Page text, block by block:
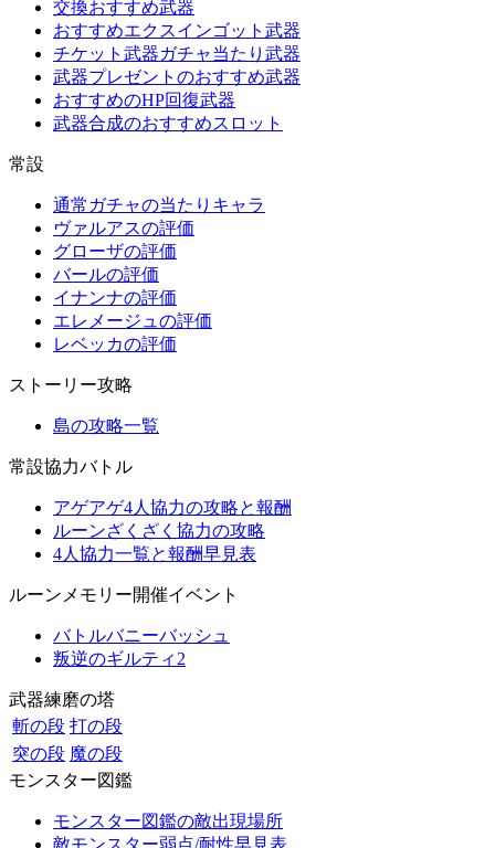
交換おすすめ武器
おすすめエクスインゴット武器
チケット武器ガチャ当たり武器
武器プレゼントのおすすめ武器
おすすめのHP回復武器
武器合成のおすすめスロット
常設
通常ガチャの当たりキャラ
ヴァルアスの評価
グローザの評価
バールの評価
イナンナの評価
エレメージュの評価
レベッカの評価
ストーリー攻略
島の攻略一覧
常設協力バトル
アゲアゲ4人協力の攻略と報酬
ルーンざくざく協力の攻略
4人協力一覧と報酬早見表
ルーンメモリー開催イベント
バトルバニーバッシュ
叛逆のギルティ2
武器練磨の塔
斬の段 打の段
突の段 魔の段
モンスター図鑑
モンスター図鑑の敵出現場所
敵モンスター弱点/耐性早見表